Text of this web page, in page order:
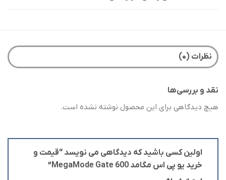
نظرات (۰)
نقد و بررسی‌ها
هیچ دیدگاهی برای این محصول نوشته نشده است.
اولین کسی باشید که دیدگاهی می نویسد “قیمت و
خرید یو پی اس مگامد MegaMode Gate 600”